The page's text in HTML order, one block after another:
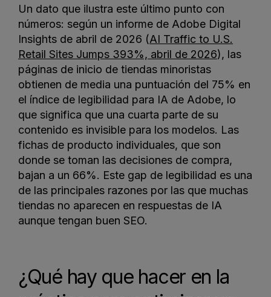
Un dato que ilustra este último punto con
números: según un informe de Adobe Digital
Insights de abril de 2026 (AI Traffic to U.S.
Retail Sites Jumps 393%, abril de 2026), las
páginas de inicio de tiendas minoristas
obtienen de media una puntuación del 75% en
el índice de legibilidad para IA de Adobe, lo
que significa que una cuarta parte de su
contenido es invisible para los modelos. Las
fichas de producto individuales, que son
donde se toman las decisiones de compra,
bajan a un 66%. Este gap de legibilidad es una
de las principales razones por las que muchas
tiendas no aparecen en respuestas de IA
aunque tengan buen SEO.
¿Qué hay que hacer en la